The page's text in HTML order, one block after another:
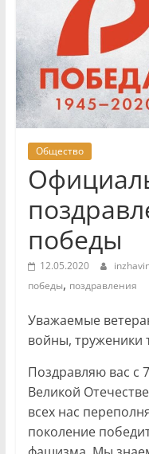
Общество
победы
12.05.2020
победы, поздравления
Уважаемые
войны, труженики
Поздравляю вас с
Великой
всех нас
поколение